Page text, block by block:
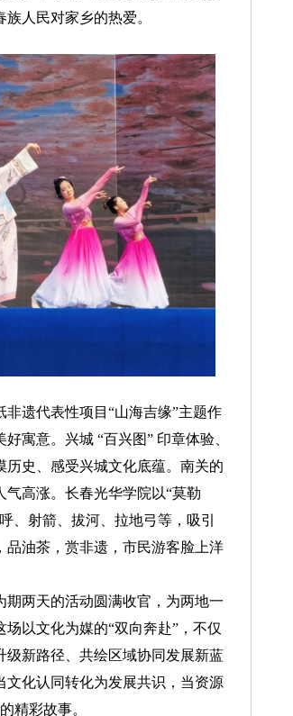
人民对家乡的热爱。
遗代表性项目“山海吉缘”主题作
寓意。兴城 “百兴图” 印章体验、
史、感受兴城文化底蕴。南关的
高涨。长春光华学院以“莫勒
、射箭、拔河、拉地弓等，吸引
油茶，赏非遗，市民游客脸上洋
两天的活动圆满收官，为两地一
以文化为媒的“双向奔赴”，不仅
新路径、共绘区域协同发展新蓝
文化认同转化为发展共识，当资源
精彩故事。